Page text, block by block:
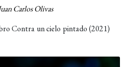
Carlos Olivas
Contra un cielo pintado (2021)